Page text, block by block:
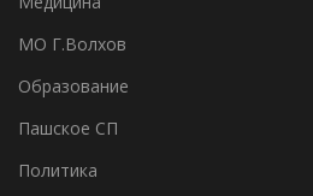
Ленобласть
Медицина
МО Г.Волхов
Образование
Пашское СП